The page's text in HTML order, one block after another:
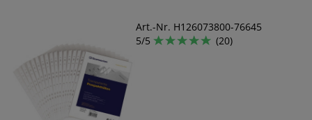
Art.-Nr. H126073800-76645
5/5
(20)